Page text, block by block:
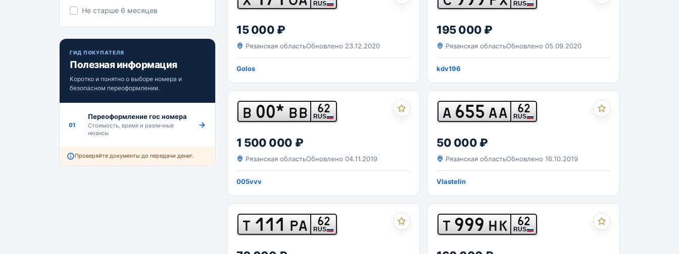
Не старше 6 месяцев
ГИД ПОКУПАТЕЛЯ
Полезная информация
Коротко и понятно о выборе номера и
безопасном переоформлении.
01
Переоформление гос номера
Стоимость, время и различные
нюансы
Проверяйте документы до передачи денег.
RUS
15 000 ₽
Рязанская областьОбновлено 23.12.2020
Golos
RUS
195 000 ₽
Рязанская областьОбновлено 05.09.2020
kdv196
В 00* ВВ 62
RUS
1 500 000 ₽
Рязанская областьОбновлено 04.11.2019
005vvv
А 655 АА 62
RUS
50 000 ₽
Рязанская областьОбновлено 16.10.2019
Vlastelin
Т 111 РА 62
RUS Т 999 НК 62
RUS